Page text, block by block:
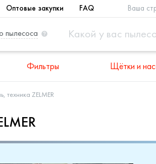
Оптовые закупки FAQ Ваша
пылесоса
Фильтры Щётки и
техника ZELMER